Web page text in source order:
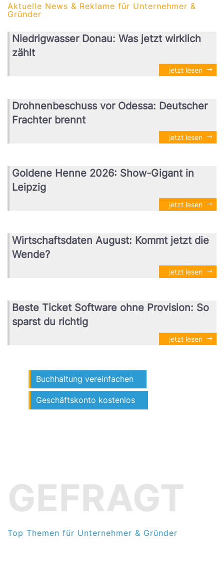
Aktuelle News & Reklame für Unternehmer &
Gründer
Niedrigwasser Donau: Was jetzt wirklich
zählt
jetzt lesen
Drohnenbeschuss vor Odessa: Deutscher
Frachter brennt
jetzt lesen
Goldene Henne 2026: Show-Gigant in
Leipzig
jetzt lesen
Wirtschaftsdaten August: Kommt jetzt die
Wende?
jetzt lesen
Beste Ticket Software ohne Provision: So
sparst du richtig
jetzt lesen
Buchhaltung vereinfachen
Geschäftskonto kostenlos
GEFRAGT
Top Themen für Unternehmer & Gründer